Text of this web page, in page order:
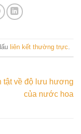
liên kết thường trực
tật về độ lưu hương
của nước hoa